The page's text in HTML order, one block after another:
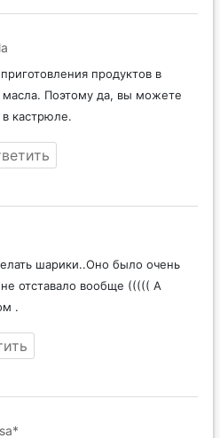
продуктов в
Поэтому да, вы можете
в кастрюле.
шарики..Оно было очень
не отставало вообще ((((( А
.